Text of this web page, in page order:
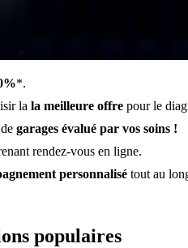
*.
la la meilleure offre pour le
garages évalué par vos soins !
rendez-vous en ligne.
personnalisé tout au
populaires